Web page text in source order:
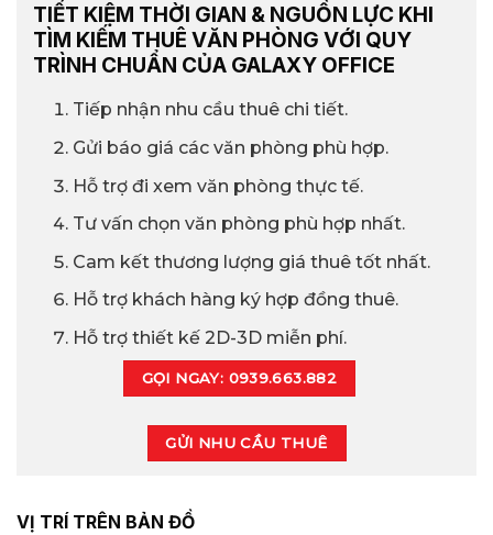
TIẾT KIỆM THỜI GIAN & NGUỒN LỰC KHI
TÌM KIẾM THUÊ VĂN PHÒNG VỚI QUY
TRÌNH CHUẨN CỦA GALAXY OFFICE
Tiếp nhận nhu cầu thuê chi tiết.
Gửi báo giá các văn phòng phù hợp.
Hỗ trợ đi xem văn phòng thực tế.
Tư vấn chọn văn phòng phù hợp nhất.
Cam kết thương lượng giá thuê tốt nhất.
Hỗ trợ khách hàng ký hợp đồng thuê.
Hỗ trợ thiết kế 2D-3D miễn phí.
GỌI NGAY: 0939.663.882
GỬI NHU CẦU THUÊ
VỊ TRÍ TRÊN BẢN ĐỒ